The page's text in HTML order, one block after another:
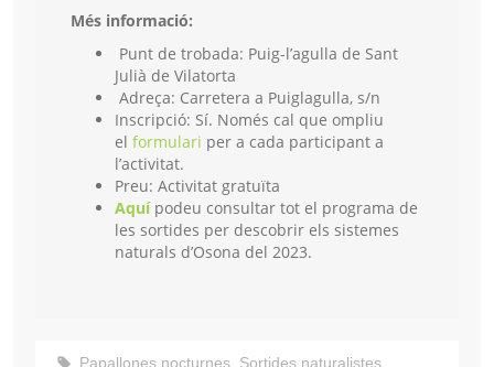
Més informació:
Punt de trobada: Puig-l’agulla de Sant
Julià de Vilatorta
Adreça: Carretera a Puiglagulla, s/n
Inscripció: Sí. Només cal que ompliu
el formulari per a cada participant a
l’activitat.
Preu: Activitat gratuïta
Aquí podeu consultar tot el programa de
les sortides per descobrir els sistemes
naturals d’Osona del 2023.
Papallones nocturnes Sortides naturalistes